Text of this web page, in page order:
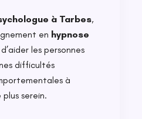
à Tarbes,
en hypnose
les personnes
difficultés
à
serein.